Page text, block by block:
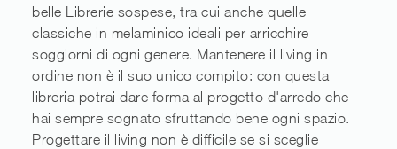
belle Librerie sospese, tra cui anche quelle
classiche in melaminico ideali per arricchire
soggiorni di ogni genere. Mantenere il living in
ordine non è il suo unico compito: con questa
libreria potrai dare forma al progetto d'arredo che
hai sempre sognato sfruttando bene ogni spazio.
Progettare il living non è difficile se si sceglie